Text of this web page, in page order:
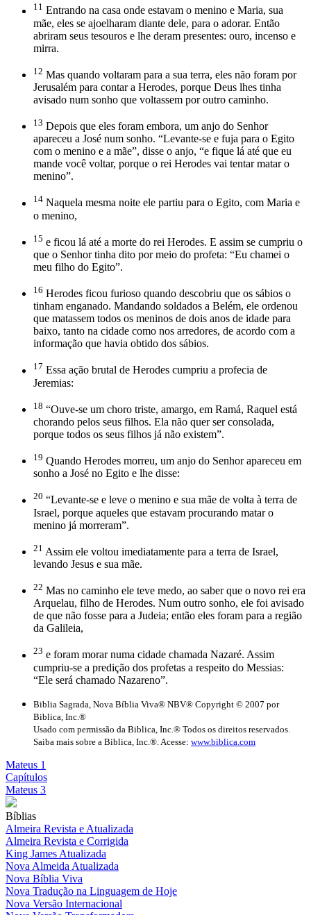
11 Entrando na casa onde estavam o menino e Maria, sua
mãe, eles se ajoelharam diante dele, para o adorar. Então
abriram seus tesouros e lhe deram presentes: ouro, incenso e
mirra.
12 Mas quando voltaram para a sua terra, eles não foram por
Jerusalém para contar a Herodes, porque Deus lhes tinha
avisado num sonho que voltassem por outro caminho.
13 Depois que eles foram embora, um anjo do Senhor
apareceu a José num sonho. “Levante-se e fuja para o Egito
com o menino e a mãe”, disse o anjo, “e fique lá até que eu
mande você voltar, porque o rei Herodes vai tentar matar o
menino”.
14 Naquela mesma noite ele partiu para o Egito, com Maria e
o menino,
15 e ficou lá até a morte do rei Herodes. E assim se cumpriu o
que o Senhor tinha dito por meio do profeta: “Eu chamei o
meu filho do Egito”.
16 Herodes ficou furioso quando descobriu que os sábios o
tinham enganado. Mandando soldados a Belém, ele ordenou
que matassem todos os meninos de dois anos de idade para
baixo, tanto na cidade como nos arredores, de acordo com a
informação que havia obtido dos sábios.
17 Essa ação brutal de Herodes cumpriu a profecia de
Jeremias:
18 “Ouve-se um choro triste, amargo, em Ramá, Raquel está
chorando pelos seus filhos. Ela não quer ser consolada,
porque todos os seus filhos já não existem”.
19 Quando Herodes morreu, um anjo do Senhor apareceu em
sonho a José no Egito e lhe disse:
20 “Levante-se e leve o menino e sua mãe de volta à terra de
Israel, porque aqueles que estavam procurando matar o
menino já morreram”.
21 Assim ele voltou imediatamente para a terra de Israel,
levando Jesus e sua mãe.
22 Mas no caminho ele teve medo, ao saber que o novo rei era
Arquelau, filho de Herodes. Num outro sonho, ele foi avisado
de que não fosse para a Judeia; então eles foram para a região
da Galileia,
23 e foram morar numa cidade chamada Nazaré. Assim
cumpriu-se a predição dos profetas a respeito do Messias:
“Ele será chamado Nazareno”.
Biblia Sagrada, Nova Bíblia Viva® NBV® Copyright © 2007 por
Biblica, Inc.®
Usado com permissão da Biblica, Inc.® Todos os direitos reservados.
Saiba mais sobre a Biblica, Inc.®. Acesse: www.biblica.com
Mateus 1
Capítulos
Mateus 3
Bíblias
Almeira Revista e Atualizada
Almeira Revista e Corrigida
King James Atualizada
Nova Almeida Atualizada
Nova Bíblia Viva
Nova Tradução na Linguagem de Hoje
Nova Versão Internacional